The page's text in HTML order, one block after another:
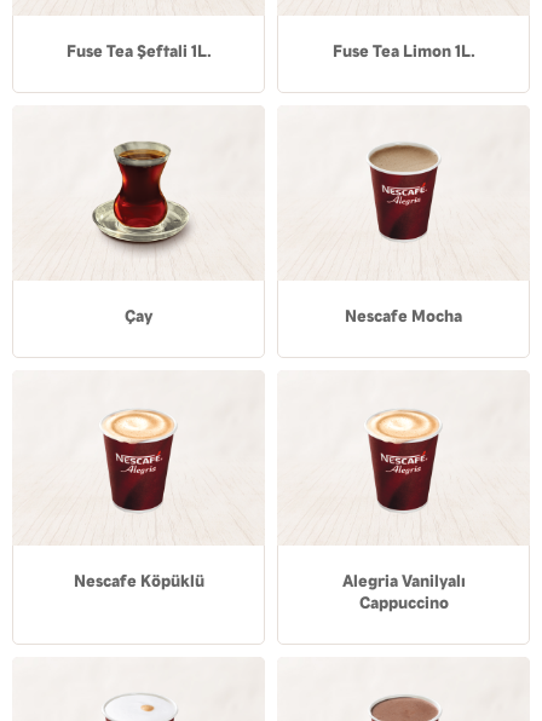
Fuse Tea Şeftali 1L. Fuse Tea Limon 1L.
Çay Nescafe Mocha
Nescafe Köpüklü
Alegria Vanilyalı
Cappuccino